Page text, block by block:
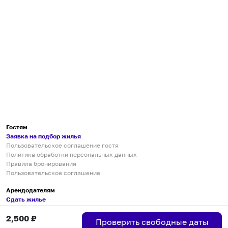
2,500 ₽ Проверить свободные даты
Гостям
Заявка на подбор жилья
Пользовательское соглашение гостя
Политика обработки персональных данных
Правила бронирования
Пользовательское соглашение
Арендодателям
Сдать жилье
Пользовательское соглашение
Правила публикации объявлений